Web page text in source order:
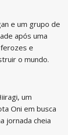
e um grupo de
após uma
e
o mundo.
um
Oni em busca
jornada cheia